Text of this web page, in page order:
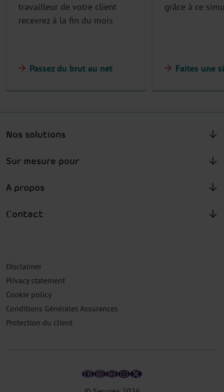
travailleur de votre client
recevrez à la fin du mois
Passez du brut au net
grâce à ce
Faites une
Nos solutions
Sur mesure pour
A propos
Contact
Disclaimer
Privacy statement
Cookie policy
Conditions Générales Assurances
Protection du client